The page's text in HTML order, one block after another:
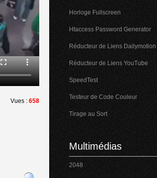
Vues : 658
Horloge Fullscreen
Htaccess Password Generator
Réducteur de Liens Dailymotion
Réducteur de Liens YouTube
SpeedTest
Testeur de Code Couleur
Tirage au Sort
Multimédias
2048